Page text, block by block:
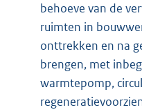
behoeve van de
ruimten in
onttrekken en na
brengen, met
warmtepomp,